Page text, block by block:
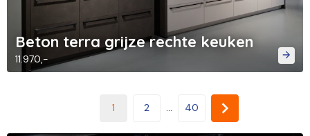
Beton terra grijze rechte keuken
11.970,-
1 2 ... 40